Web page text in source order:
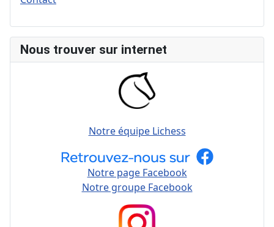
Nous trouver sur internet
Notre équipe Lichess
Notre page Facebook
Notre groupe Facebook